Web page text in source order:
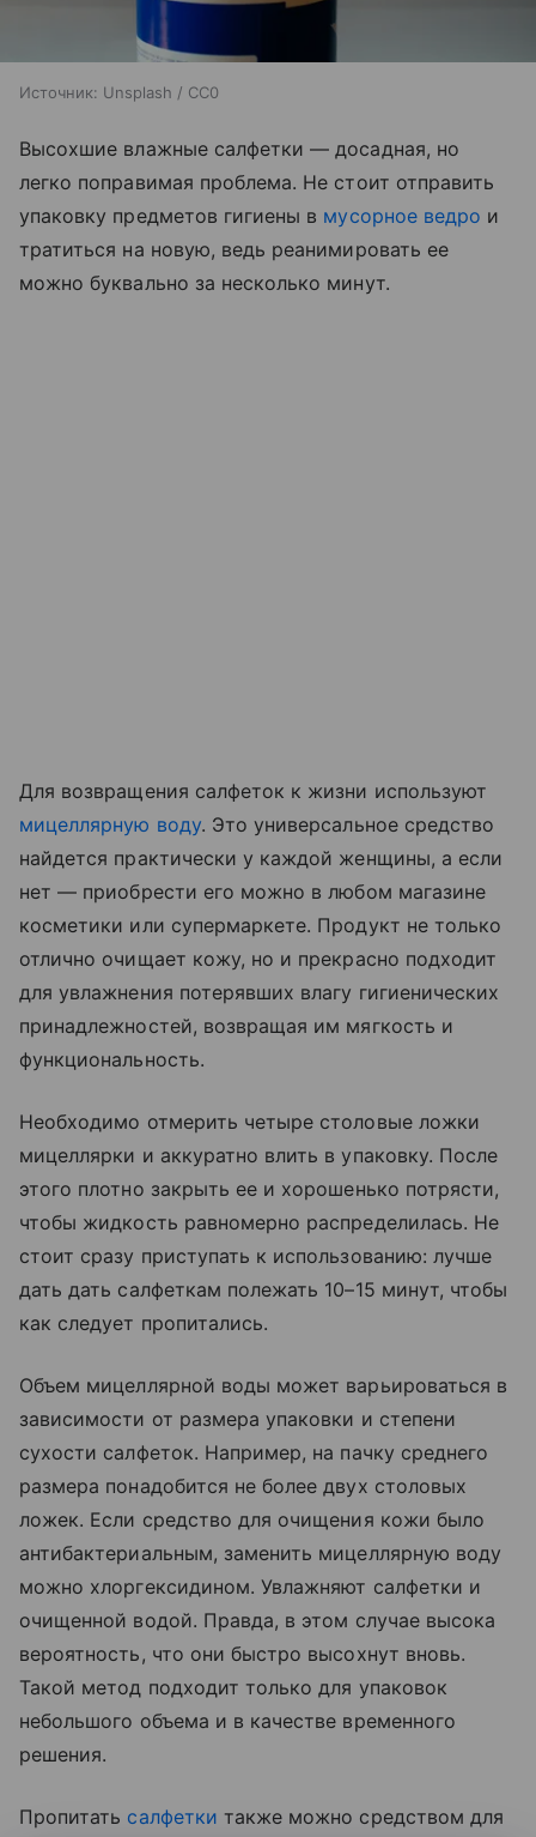
Источник: Unsplash / CC0
Высохшие влажные салфетки — досадная, но
легко поправимая проблема. Не стоит отправить
упаковку предметов гигиены в мусорное ведро и
тратиться на новую, ведь реанимировать ее
можно буквально за несколько минут.
Для возвращения салфеток к жизни используют
мицеллярную воду. Это универсальное средство
найдется практически у каждой женщины, а если
нет — приобрести его можно в любом магазине
косметики или супермаркете. Продукт не только
отлично очищает кожу, но и прекрасно подходит
для увлажнения потерявших влагу гигиенических
принадлежностей, возвращая им мягкость и
функциональность.
Необходимо отмерить четыре столовые ложки
мицеллярки и аккуратно влить в упаковку. После
этого плотно закрыть ее и хорошенько потрясти,
чтобы жидкость равномерно распределилась. Не
стоит сразу приступать к использованию: лучше
дать дать салфеткам полежать 10–15 минут, чтобы
как следует пропитались.
Объем мицеллярной воды может варьироваться в
зависимости от размера упаковки и степени
сухости салфеток. Например, на пачку среднего
размера понадобится не более двух столовых
ложек. Если средство для очищения кожи было
антибактериальным, заменить мицеллярную воду
можно хлоргексидином. Увлажняют салфетки и
очищенной водой. Правда, в этом случае высока
вероятность, что они быстро высохнут вновь.
Такой метод подходит только для упаковок
небольшого объема и в качестве временного
решения.
Пропитать салфетки также можно средством для